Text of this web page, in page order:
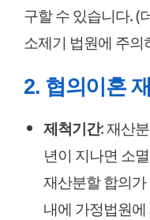
구할 수 있습니다. (
소제기 법원에 주의
2. 협의이혼
제척기간: 재산
년이 지나면 소
재산분할 합의
내에 가정법원